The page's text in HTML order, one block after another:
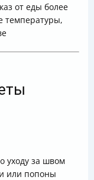
от еды более
температуры,
уходу за швом
или попоны